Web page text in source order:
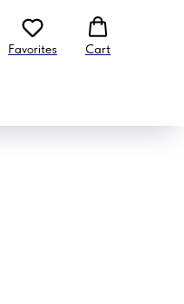
Favorites Cart